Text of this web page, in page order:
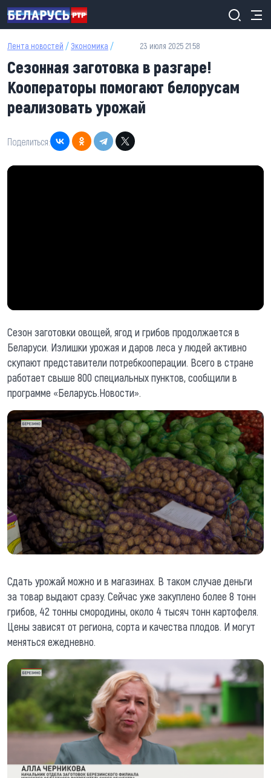
Перейти к основному содержанию
Лента новостей / Экономика / 23 июля 2025 21:58
Сезонная заготовка в разгаре!
Кооператоры помогают белорусам
реализовать урожай
Поделиться:
Сезон заготовки овощей, ягод и грибов продолжается в
Беларуси. Излишки урожая и даров леса у людей активно
скупают представители потребкооперации. Всего в стране
работает свыше 800 специальных пунктов, сообщили в
программе «Беларусь.Новости».
Сдать урожай можно и в магазинах. В таком случае деньги
за товар выдают сразу. Сейчас уже закуплено более 8 тонн
грибов, 42 тонны смородины, около 4 тысяч тонн картофеля.
Цены зависят от региона, сорта и качества плодов. И могут
меняться ежедневно.